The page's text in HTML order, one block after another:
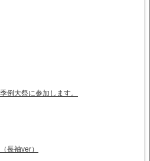
例大祭に参加します。
長袖ver）